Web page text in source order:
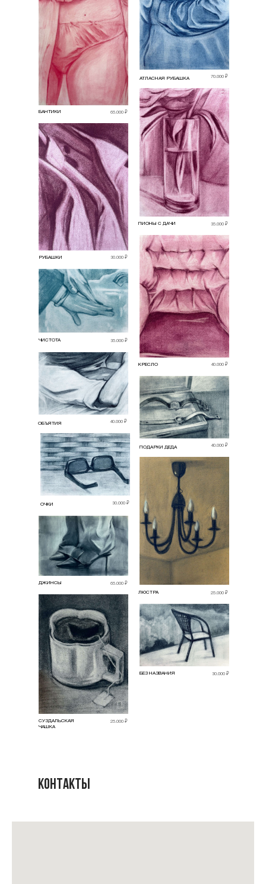
АТЛАСНАЯ РУБАШКА 70.000 ₽
ПИОНЫ С ДАЧИ 35.000 ₽
ЧИСТОТА 35.000 ₽
КРЕСЛО 40.000 ₽
РУБАШКИ 30.000 ₽
ПОДАРКИ ДЕДА 40.000 ₽
ОЧКИ 30.000 ₽
СУЗДАЛЬСКАЯ
ЧАШКА
25.000 ₽
ДЖИНСЫ 65.000 ₽
БЕЗ НАЗВАНИЯ 30.000 ₽
ЛЮСТРА 25.000 ₽
ОБЪЯТИЯ 40.000 ₽
БАНТИКИ 65.000 ₽
Контакты